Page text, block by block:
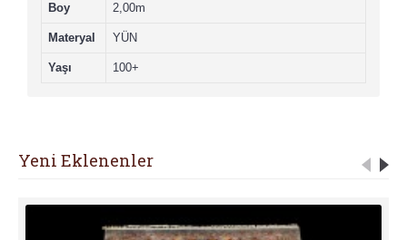
Boy 2,00m
Materyal YÜN
Yaşı 100+
Yeni Eklenenler